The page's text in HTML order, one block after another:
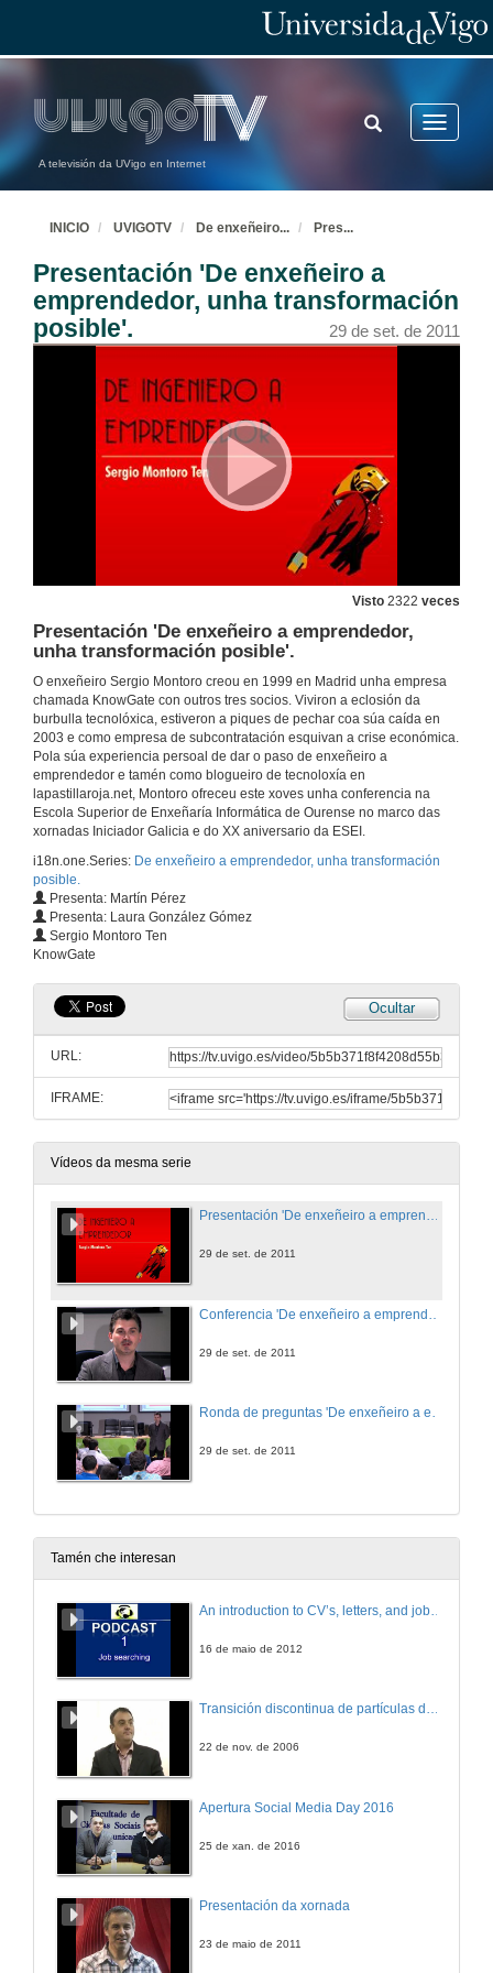
A televisión da UVigo en Internet
Toggle
TOGGLE
SEARCH
INICIO UVIGOTV De enxeñeiro... Pres...
Presentación 'De enxeñeiro a
emprendedor, unha transformación
posible'.
29 de set. de 2011
Visto 2322 veces
Presentación 'De enxeñeiro a emprendedor,
unha transformación posible'.
O enxeñeiro Sergio Montoro creou en 1999 en Madrid unha empresa
chamada KnowGate con outros tres socios. Viviron a eclosión da
burbulla tecnolóxica, estiveron a piques de pechar coa súa caída en
2003 e como empresa de subcontratación esquivan a crise económica.
Pola súa experiencia persoal de dar o paso de enxeñeiro a
emprendedor e tamén como blogueiro de tecnoloxía en
lapastillaroja.net, Montoro ofreceu este xoves unha conferencia na
Escola Superior de Enxeñaría Informática de Ourense no marco das
xornadas Iniciador Galicia e do XX aniversario da ESEI.
i18n.one.Series: De enxeñeiro a emprendedor, unha transformación
posible.
Presenta: Martín Pérez
Presenta: Laura González Gómez
Sergio Montoro Ten
KnowGate
Ocultar
URL:
IFRAME:
Vídeos da mesma serie
Presentación 'De enxeñeiro a emprendedor, unha transformación posible'.
29 de set. de 2011
29 de set. de 2011
Ronda de preguntas 'De enxeñeiro a emprendedor, unha transformación posible'.
29 de set. de 2011
Tamén che interesan
16 de maio de 2012
Transición discontinua de partículas de microgel termosensible
22 de nov. de 2006
Apertura Social Media Day 2016
25 de xan. de 2016
Presentación da xornada
23 de maio de 2011